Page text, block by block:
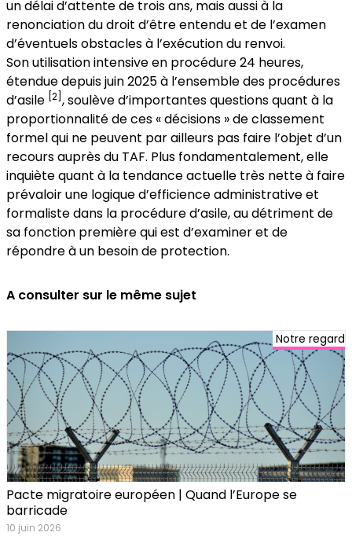
un délai d’attente de trois ans, mais aussi à la
renonciation du droit d’être entendu et de l’examen
d’éventuels obstacles à l’exécution du renvoi.
Son utilisation intensive en procédure 24 heures,
étendue depuis juin 2025 à l’ensemble des procédures
d’asile [2] , soulève d’importantes questions quant à la
proportionnalité de ces « décisions » de classement
formel qui ne peuvent par ailleurs pas faire l’objet d’un
recours auprès du TAF. Plus fondamentalement, elle
inquiète quant à la tendance actuelle très nette à faire
prévaloir une logique d’efficience administrative et
formaliste dans la procédure d’asile, au détriment de
sa fonction première qui est d’examiner et de
répondre à un besoin de protection.
A consulter sur le même sujet
Notre regard
Pacte migratoire européen | Quand l’Europe se
barricade
10 juin 2026